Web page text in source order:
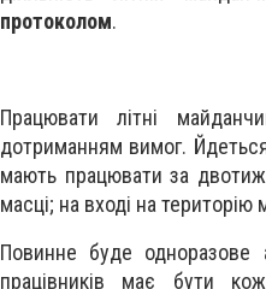
протоколом.
Працювати літні
дотриманням вимог.
мають працювати за
масці; на вході на
Повинне буде одноразове
працівників має бути